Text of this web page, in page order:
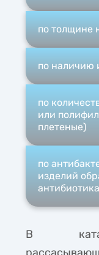
по толщине
по наличию
по
или
плетеные)
по
изделий
В